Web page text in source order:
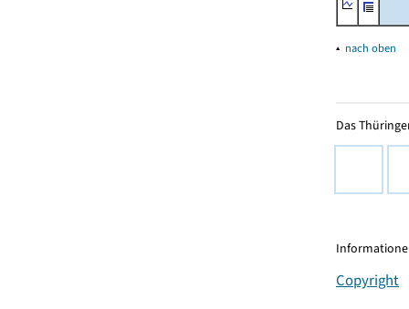
▴ nach oben
Das
Copyright